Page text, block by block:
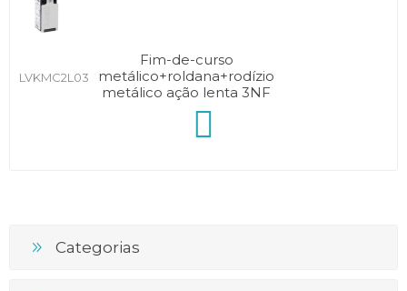
LVKMC2L03
Fim-de-curso
metálico+roldana+rodízio
metálico ação lenta 3NF
Categorias